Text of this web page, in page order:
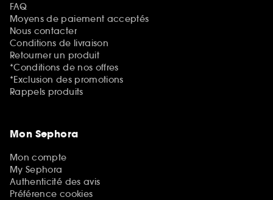
FAQ
Moyens de paiement acceptés
Nous contacter
Conditions de livraison
Retourner un produit
*Conditions de nos offres
*Exclusion des promotions
Rappels produits
Mon Sephora
Mon compte
My Sephora
Authenticité des avis
Préférence cookies